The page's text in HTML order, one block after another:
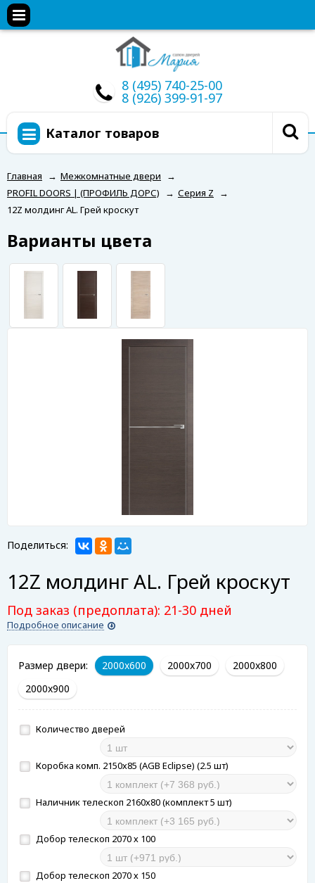
8 (495) 740-25-00
8 (926) 399-91-97
Каталог товаров
Главная → Межкомнатные двери
→
PROFIL DOORS | (ПРОФИЛЬ ДОРС)
→ Серия Z
→
12Z молдинг AL. Грей кроскут
Варианты цвета
Поделиться:
12Z молдинг AL. Грей кроскут
Под заказ (предоплата): 21-30 дней
Подробное описание
Размер двери: 2000x600 2000x700
2000x800
2000x900
Количество дверей
Коробка комп. 2150х85 (AGB Eclipse) (2.5 шт)
Наличник телескоп 2160х80 (комплект 5 шт)
Добор телескоп 2070 х 100
Добор телескоп 2070 х 150